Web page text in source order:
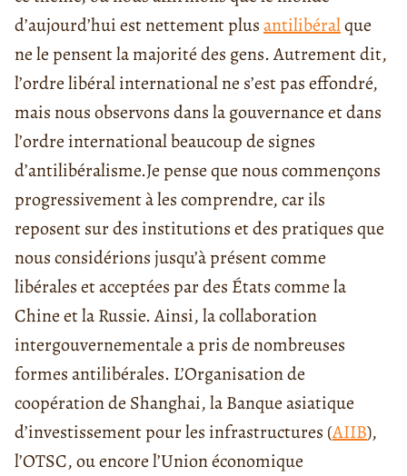
d’aujourd’hui est nettement plusantilibéralque
ne le pensent la majorité des gens. Autrement dit,
l’ordre libéral international ne s’est pas effondré,
mais nous observons dans la gouvernance et dans
l’ordre international beaucoup de signes
d’antilibéralisme.Je pense que nous commençons
progressivement à les comprendre, car ils
reposent sur des institutions et des pratiques que
nous considérions jusqu’à présent comme
libérales et acceptées par des États comme la
Chine et la Russie. Ainsi, la collaboration
intergouvernementale a pris de nombreuses
formes antilibérales. L’Organisation de
coopération de Shanghai, la Banque asiatique
d’investissement pour les infrastructures (AIIB),
l’OTSC, ou encore l’Union économique